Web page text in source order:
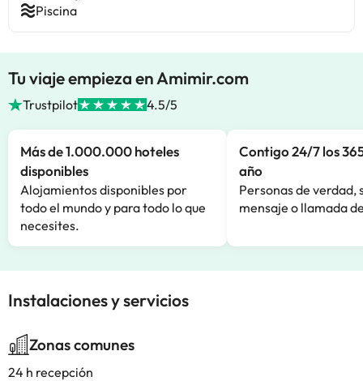
Piscina
Tu viaje empieza en Amimir.com
Trustpilot 4.5/5
Más de 1.000.000 hoteles
disponibles
Alojamientos disponibles por
todo el mundo y para todo lo que
necesites.
Contigo 24/7 los
año
Personas de verdad,
mensaje o llamada
Instalaciones y servicios
Zonas comunes
24 h recepción